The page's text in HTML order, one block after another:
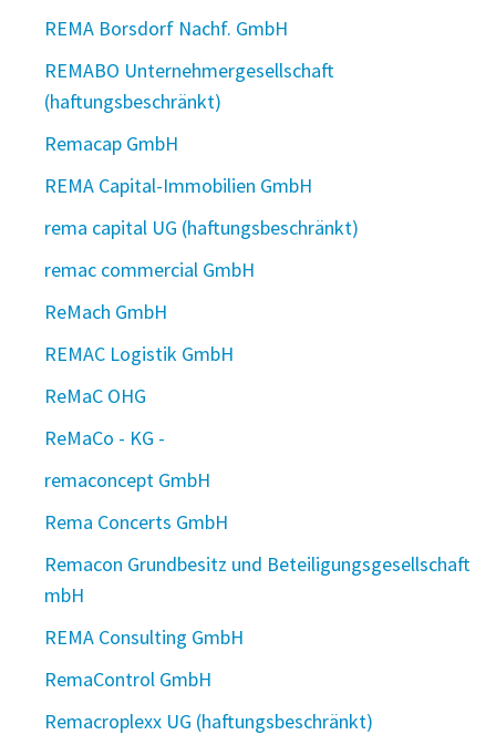
REMA Borsdorf Nachf. GmbH
REMABO Unternehmergesellschaft
(haftungsbeschränkt)
Remacap GmbH
REMA Capital-Immobilien GmbH
rema capital UG (haftungsbeschränkt)
remac commercial GmbH
ReMach GmbH
REMAC Logistik GmbH
ReMaC OHG
ReMaCo - KG -
remaconcept GmbH
Rema Concerts GmbH
Remacon Grundbesitz und Beteiligungsgesellschaft
mbH
REMA Consulting GmbH
RemaControl GmbH
Remacroplexx UG (haftungsbeschränkt)